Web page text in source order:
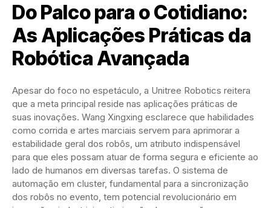
Do Palco para o Cotidiano:
As Aplicações Práticas da
Robótica Avançada
Apesar do foco no espetáculo, a Unitree Robotics reitera
que a meta principal reside nas aplicações práticas de
suas inovações. Wang Xingxing esclarece que habilidades
como corrida e artes marciais servem para aprimorar a
estabilidade geral dos robôs, um atributo indispensável
para que eles possam atuar de forma segura e eficiente ao
lado de humanos em diversas tarefas. O sistema de
automação em cluster, fundamental para a sincronização
dos robôs no evento, tem potencial revolucionário em